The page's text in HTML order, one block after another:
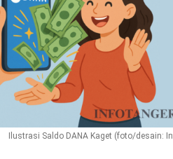
Ilustrasi Saldo DANA Kaget (foto/desain: